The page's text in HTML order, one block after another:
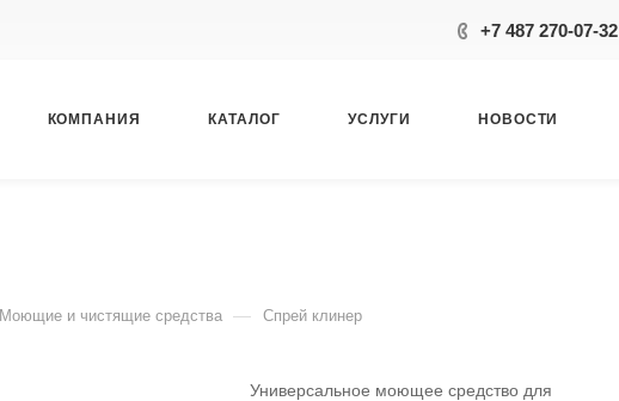
+7 487 270-07-32
КОМПАНИЯ КАТАЛОГ УСЛУГИ НОВОСТИ
Моющие и чистящие средства — Спрей клинер
Универсальное моющее средство для